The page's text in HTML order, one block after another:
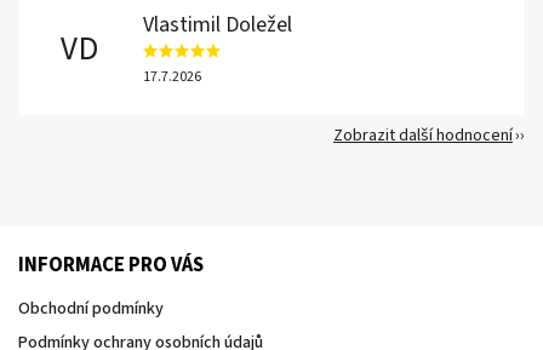
VD
Vlastimil Doležel
17.7.2026
Zobrazit další hodnocení
INFORMACE PRO VÁS
Obchodní podmínky
Podmínky ochrany osobních údajů